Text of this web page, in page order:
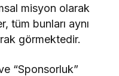
misyon olarak
tüm bunları aynı
görmektedir.
“Sponsorluk”